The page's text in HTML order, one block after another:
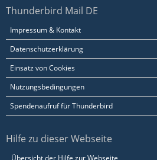
Thunderbird Mail DE
Impressum & Kontakt
Datenschutzerklärung
Einsatz von Cookies
Nutzungsbedingungen
Spendenaufruf für Thunderbird
Hilfe zu dieser Webseite